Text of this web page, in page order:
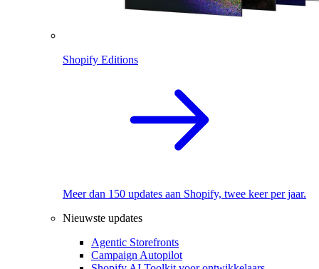
Shopify Editions
Meer dan 150 updates aan Shopify, twee keer per jaar.
Nieuwste updates
Agentic Storefronts
Campaign Autopilot